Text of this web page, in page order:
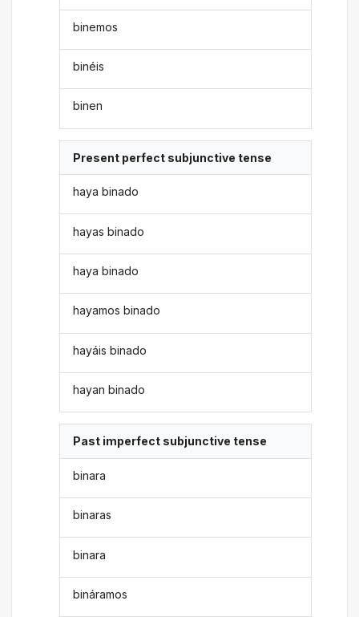
binemos
binéis
binen
Present perfect subjunctive tense
haya binado
hayas binado
haya binado
hayamos binado
hayáis binado
hayan binado
Past imperfect subjunctive tense
binara
binaras
binara
bináramos